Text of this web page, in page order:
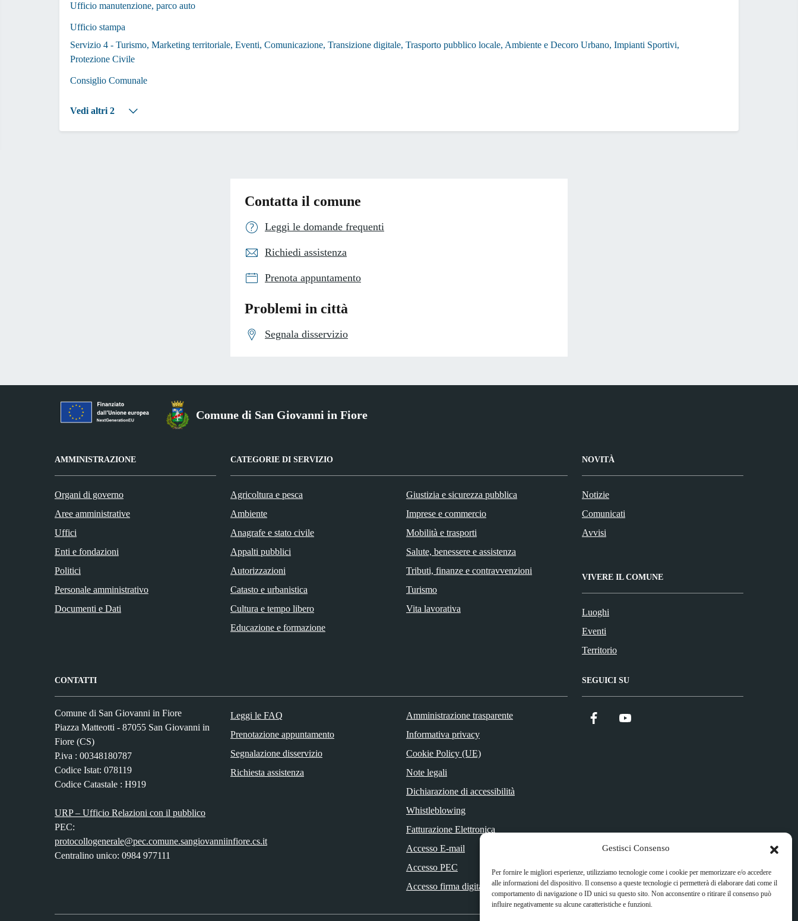
Gestisci Consenso
Per fornire le migliori esperienze, utilizziamo tecnologie come i cookie per memorizzare e/o accedere
alle informazioni del dispositivo. Il consenso a queste tecnologie ci permetterà di elaborare dati come il
comportamento di navigazione o ID unici su questo sito. Non acconsentire o ritirare il consenso può
influire negativamente su alcune caratteristiche e funzioni.
Ufficio manutenzione, parco auto
Ufficio stampa
Servizio 4 - Turismo, Marketing territoriale, Eventi, Comunicazione, Transizione digitale, Trasporto pubblico locale, Ambiente e Decoro Urbano, Impianti Sportivi,
Protezione Civile
Consiglio Comunale
Vedi altri 2
Contatta il comune
Leggi le domande frequenti
Richiedi assistenza
Prenota appuntamento
Problemi in città
Segnala disservizio
Comune di San Giovanni in Fiore
AMMINISTRAZIONE
Organi di governo
Aree amministrative
Uffici
Enti e fondazioni
Politici
Personale amministrativo
Documenti e Dati
CATEGORIE DI SERVIZIO
Agricoltura e pesca
Ambiente
Anagrafe e stato civile
Appalti pubblici
Autorizzazioni
Catasto e urbanistica
Cultura e tempo libero
Educazione e formazione
Giustizia e sicurezza pubblica
Imprese e commercio
Mobilità e trasporti
Salute, benessere e assistenza
Tributi, finanze e contravvenzioni
Turismo
Vita lavorativa
NOVITÀ
Notizie
Comunicati
Avvisi
VIVERE IL COMUNE
Luoghi
Eventi
Territorio
CONTATTI
Comune di San Giovanni in Fiore
Piazza Matteotti - 87055 San Giovanni in
Fiore (CS)
P.iva : 00348180787
Codice Istat: 078119
Codice Catastale : H919
URP – Ufficio Relazioni con il pubblico
PEC:
protocollogenerale@pec.comune.sangiovanniinfiore.cs.it
Centralino unico: 0984 977111
Leggi le FAQ
Prenotazione appuntamento
Segnalazione disservizio
Richiesta assistenza
Amministrazione trasparente
Informativa privacy
Cookie Policy (UE)
Note legali
Dichiarazione di accessibilità
Whistleblowing
Fatturazione Elettronica
Accesso E-mail
Accesso PEC
Accesso firma digitale
SEGUICI SU
Facebook